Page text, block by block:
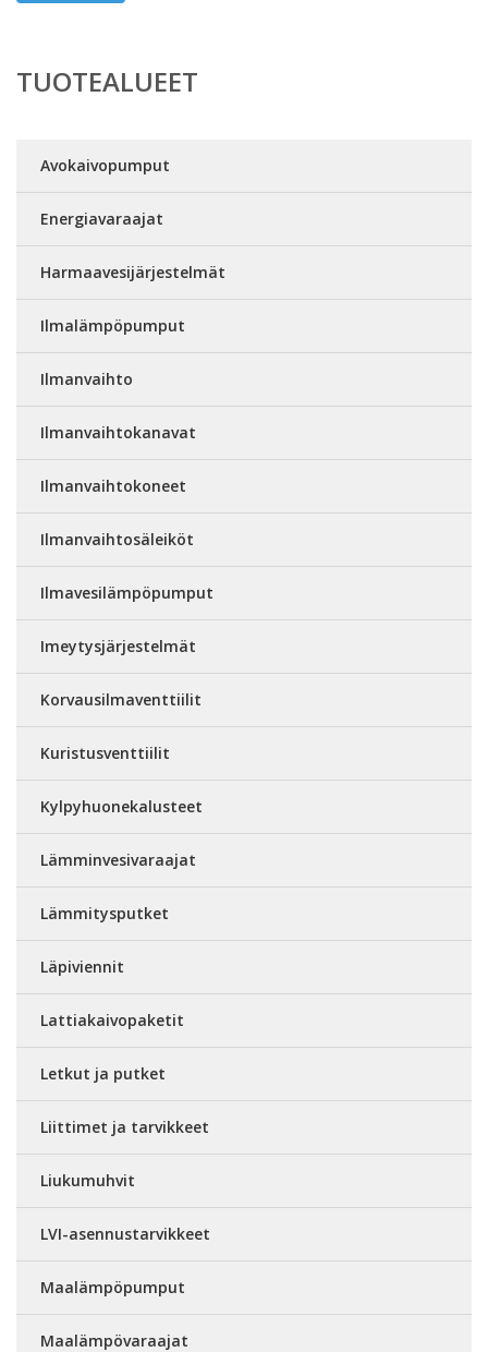
TUOTEALUEET
Avokaivopumput
Energiavaraajat
Harmaavesijärjestelmät
Ilmalämpöpumput
Ilmanvaihto
Ilmanvaihtokanavat
Ilmanvaihtokoneet
Ilmanvaihtosäleiköt
Ilmavesilämpöpumput
Imeytysjärjestelmät
Korvausilmaventtiilit
Kuristusventtiilit
Kylpyhuonekalusteet
Lämminvesivaraajat
Lämmitysputket
Läpiviennit
Lattiakaivopaketit
Letkut ja putket
Liittimet ja tarvikkeet
Liukumuhvit
LVI-asennustarvikkeet
Maalämpöpumput
Maalämpövaraajat